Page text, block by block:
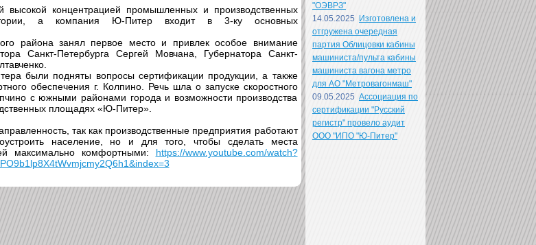
высокой концентрацией промышленных и производственных
а компания Ю-Питер входит в 3-ку основных
района занял первое место и привлек особое внимание
Санкт-Петербурга Сергей Мовчана, Губернатора Санкт-
были подняты вопросы сертификации продукции, а также
обеспечения г. Колпино. Речь шла о запуске скоростного
с южными районами города и возможности производства
площадях «Ю-Питер».
так как производственные предприятия работают
население, но и для того, чтобы сделать места
максимально комфортными: https://www.youtube.com/watch?
"ОЭВРЗ"
14.05.2025 Изготовлена и
отгружена очередная
партия Облицовки кабины
машиниста/пульта кабины
машиниста вагона метро
для АО "Метровагонмаш"
09.05.2025 Ассоциация по
сертификации "Русский
регистр" провело аудит
ООО "ИПО "Ю-Питер"